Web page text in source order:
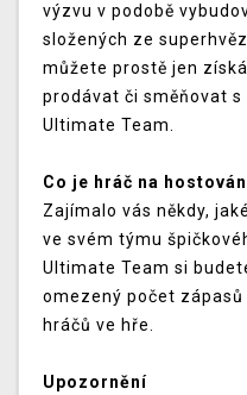
výzvu v podobě
složených ze
můžete prostě jen
prodávat či směňovat
Ultimate Team.
Co je hráč na
Zajímalo vás někdy,
ve svém týmu
Ultimate Team si
omezený počet
hráčů ve hře.
Upozornění